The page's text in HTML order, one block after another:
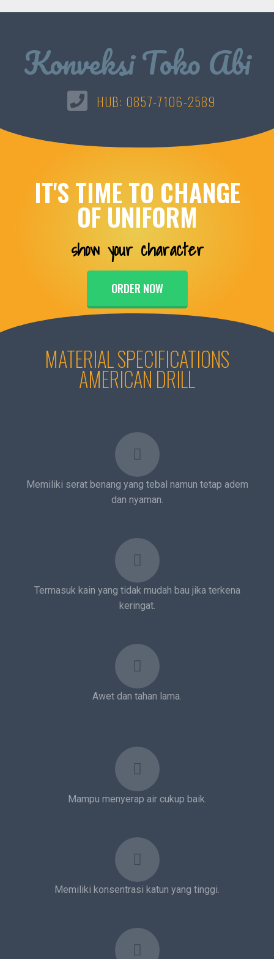
Konveksi Toko Abi
HUB: 0857-7106-2589
IT'S TIME TO CHANGE
OF UNIFORM​
show your character
ORDER NOW
MATERIAL SPECIFICATIONS
AMERICAN DRILL
Memiliki serat benang yang tebal namun tetap adem
dan nyaman.
Termasuk kain yang tidak mudah bau jika terkena
keringat.
Awet dan tahan lama.
Mampu menyerap air cukup baik.
Memiliki konsentrasi katun yang tinggi.